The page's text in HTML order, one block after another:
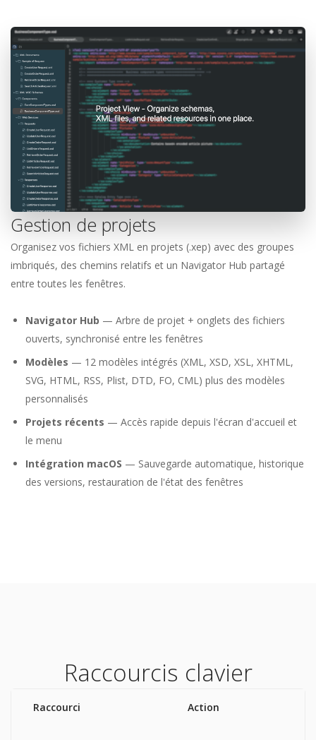
Gestion de projets
Organisez vos fichiers XML en projets (.xep) avec des groupes
imbriqués, des chemins relatifs et un Navigator Hub partagé
entre toutes les fenêtres.
Navigator Hub — Arbre de projet + onglets des fichiers
ouverts, synchronisé entre les fenêtres
Modèles — 12 modèles intégrés (XML, XSD, XSL, XHTML,
SVG, HTML, RSS, Plist, DTD, FO, CML) plus des modèles
personnalisés
Projets récents — Accès rapide depuis l'écran d'accueil et
le menu
Intégration macOS — Sauvegarde automatique, historique
des versions, restauration de l'état des fenêtres
Raccourcis clavier
Raccourci Action